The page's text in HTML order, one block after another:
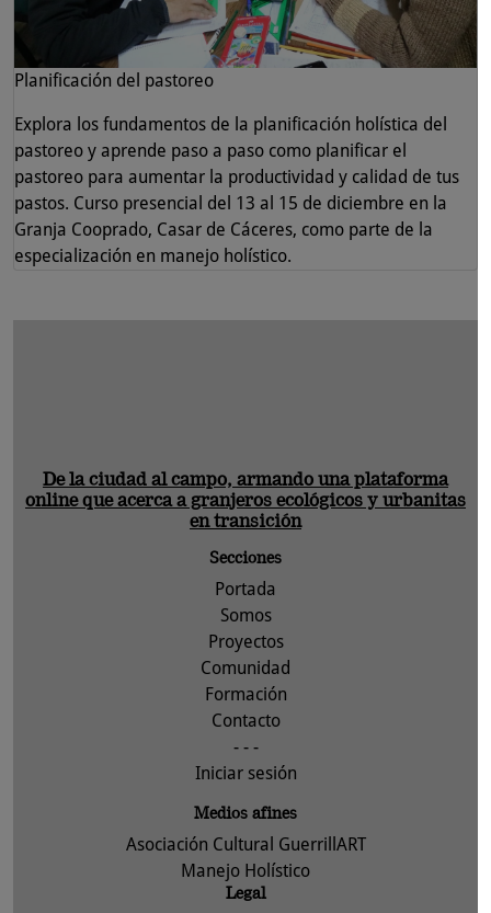
Planificación del pastoreo
Explora los fundamentos de la planificación holística del
pastoreo y aprende paso a paso como planificar el
pastoreo para aumentar la productividad y calidad de tus
pastos. Curso presencial del 13 al 15 de diciembre en la
Granja Cooprado, Casar de Cáceres, como parte de la
especialización en manejo holístico.
De la ciudad al campo, armando una plataforma
online que acerca a granjeros ecológicos y urbanitas
en transición
Secciones
Portada
Somos
Proyectos
Comunidad
Formación
Contacto
- - -
Iniciar sesión
Medios afines
Asociación Cultural GuerrillART
Manejo Holístico
Legal